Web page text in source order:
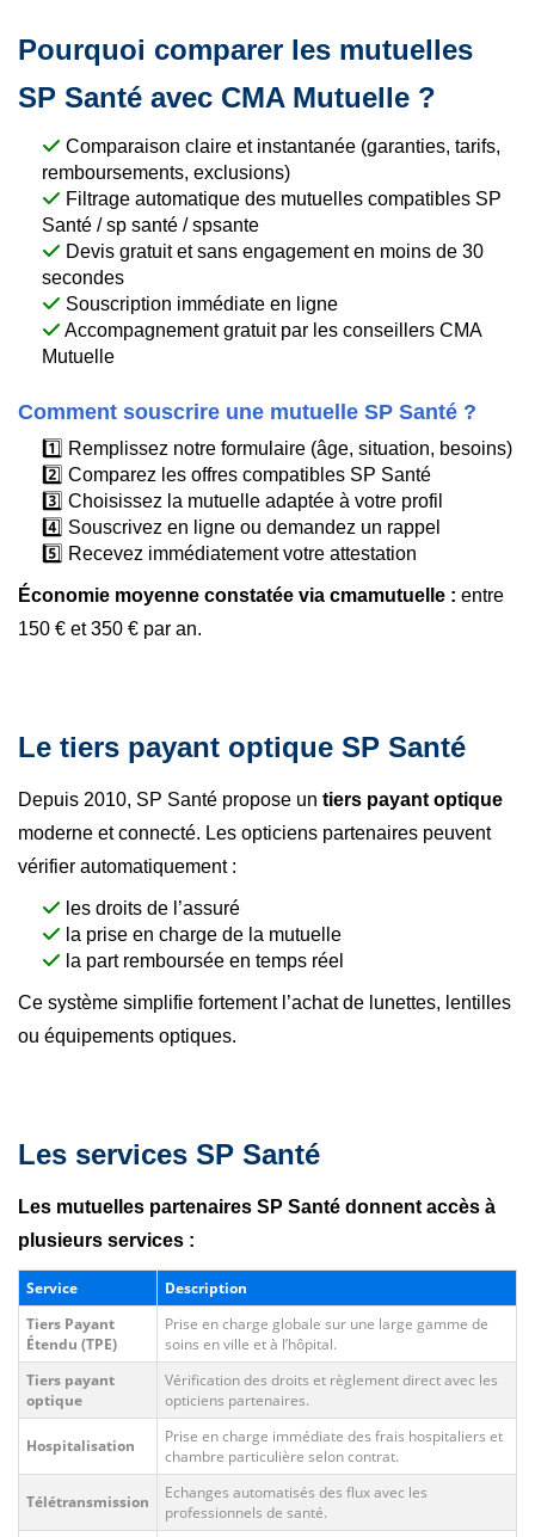
Pourquoi comparer les mutuelles
SP Santé avec CMA Mutuelle ?
Comparaison claire et instantanée (garanties, tarifs,
remboursements, exclusions)
Filtrage automatique des mutuelles compatibles SP
Santé / sp santé / spsante
Devis gratuit et sans engagement en moins de 30
secondes
Souscription immédiate en ligne
Accompagnement gratuit par les conseillers CMA
Mutuelle
Comment souscrire une mutuelle SP Santé ?
1️⃣ Remplissez notre formulaire (âge, situation, besoins)
2️⃣ Comparez les offres compatibles SP Santé
3️⃣ Choisissez la mutuelle adaptée à votre profil
4️⃣ Souscrivez en ligne ou demandez un rappel
5️⃣ Recevez immédiatement votre attestation
Économie moyenne constatée via cmamutuelle : entre
150 € et 350 € par an.
Le tiers payant optique SP Santé
Depuis 2010, SP Santé propose un tiers payant optique
moderne et connecté. Les opticiens partenaires peuvent
vérifier automatiquement :
les droits de l’assuré
la prise en charge de la mutuelle
la part remboursée en temps réel
Ce système simplifie fortement l’achat de lunettes, lentilles
ou équipements optiques.
Les services SP Santé
Les mutuelles partenaires SP Santé donnent accès à
plusieurs services :
Service
Description
Tiers Payant
Étendu (TPE)
Prise en charge globale sur une large gamme de
soins en ville et à l’hôpital.
Tiers payant
optique
Vérification des droits et règlement direct avec les
opticiens partenaires.
Hospitalisation
Prise en charge immédiate des frais hospitaliers et
chambre particulière selon contrat.
Télétransmission
Echanges automatisés des flux avec les
professionnels de santé.